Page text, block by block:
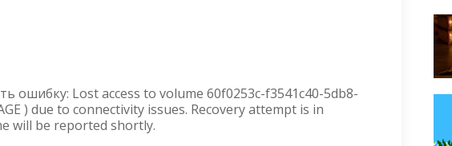
ошибку: Lost access to volume 60f0253c-f3541c40-5db8-
) due to connectivity issues. Recovery attempt is in
will be reported shortly.